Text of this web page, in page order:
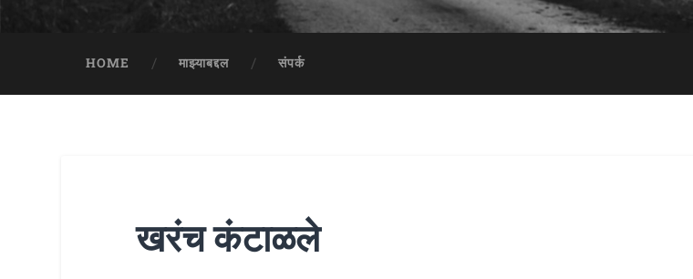
HOME माझ्याबद्दल संपर्क
खरंच कंटाळले